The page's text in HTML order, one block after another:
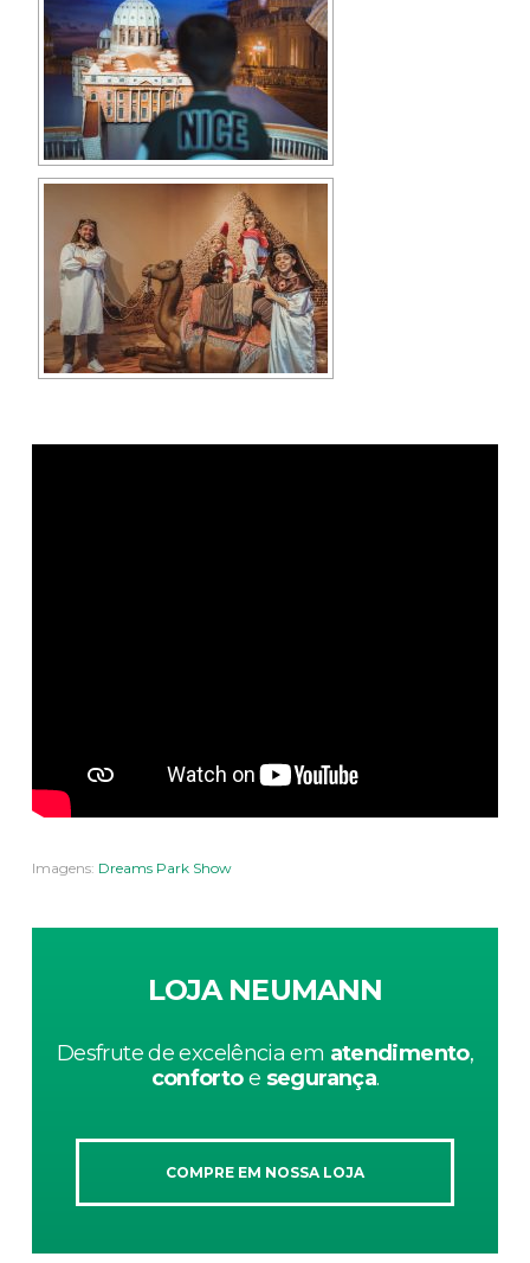
Imagens: Dreams Park Show
LOJA NEUMANN
Desfrute de excelência em atendimento,
confortoe segurança.
COMPRE EM NOSSA LOJA